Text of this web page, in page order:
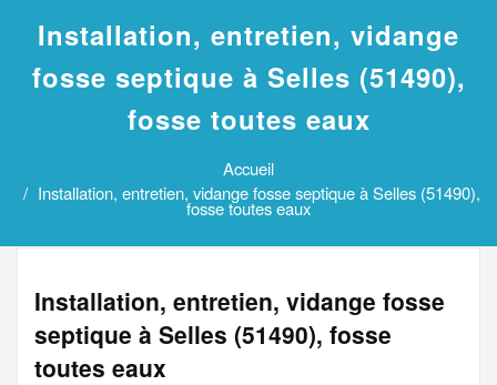
Installation, entretien, vidange
fosse septique à Selles (51490),
fosse toutes eaux
Accueil
Installation, entretien, vidange fosse septique à Selles (51490),
fosse toutes eaux
Installation, entretien, vidange fosse
septique à Selles (51490), fosse
toutes eaux